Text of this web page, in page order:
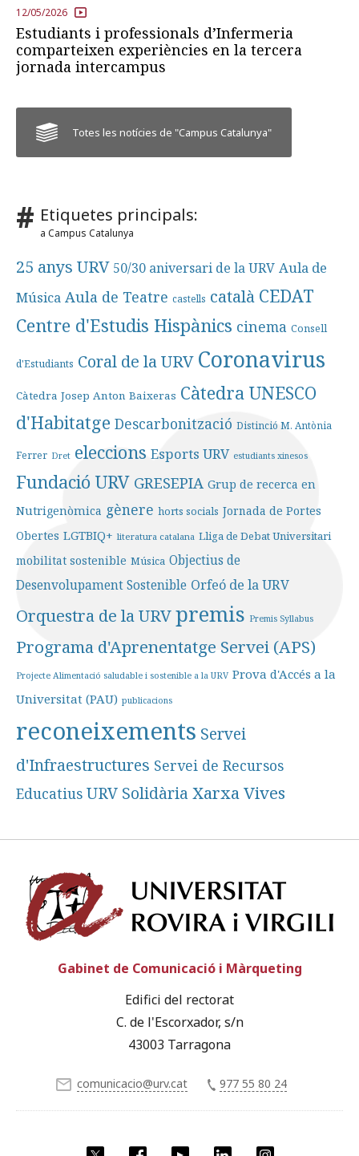
12/05/2026
Estudiants i professionals d’Infermeria
comparteixen experiències en la tercera
jornada intercampus
Totes les notícies de "Campus Catalunya"
Etiquetes principals:
a Campus Catalunya
25 anys URV 50/30 aniversari de la URV Aula de
Música Aula de Teatre castells català CEDAT
Centre d'Estudis Hispànics cinema Consell
d'Estudiants Coral de la URV Coronavirus
Càtedra Josep Anton Baixeras Càtedra UNESCO
d'Habitatge Descarbonització Distinció M. Antònia
Ferrer Dret eleccions Esports URV estudiants xinesos
Fundació URV GRESEPIA Grup de recerca en
Nutrigenòmica gènere horts socials Jornada de Portes
Obertes LGTBIQ+ literatura catalana Lliga de Debat Universitari
mobilitat sostenible Música Objectius de
Desenvolupament Sostenible Orfeó de la URV
Orquestra de la URVpremis Premis Syllabus
Programa d'Aprenentatge Servei (APS)
Projecte Alimentació saludable i sostenible a la URV Prova d'Accés a la
Universitat (PAU) publicacions
reconeixements Servei
d'Infraestructures Servei de Recursos
Educatius URV Solidària Xarxa Vives
Gabinet de Comunicació i Màrqueting
Edifici del rectorat
C. de l'Escorxador, s/n
43003 Tarragona
comunicacio@urv.cat 977 55 80 24